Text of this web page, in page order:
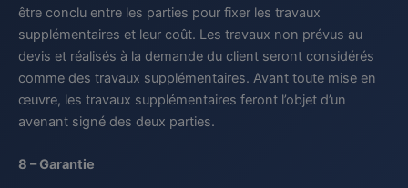
être conclu entre les parties pour fixer les travaux
supplémentaires et leur coût. Les travaux non prévus au
devis et réalisés à la demande du client seront considérés
comme des travaux supplémentaires. Avant toute mise en
œuvre, les travaux supplémentaires feront l’objet d’un
avenant signé des deux parties.
8 – Garantie